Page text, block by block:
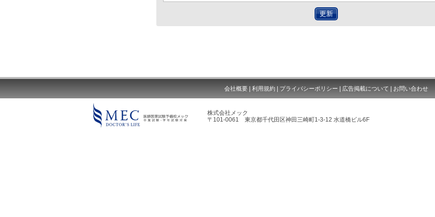
更新
会社概要 | 利用規約 | プライバシーポリシー | 広告掲載について | お問い合わせ
株式会社メック
〒101-0061 東京都千代田区神田三崎町1-3-12 水道橋ビル6F